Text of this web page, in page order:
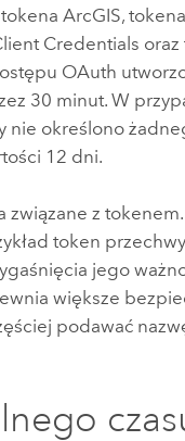
ArcGIS,
Credentials oraz
OAuth
30 minut. W
nie określono
12 dni.
z tokenem.
token
jego
większe
podawać